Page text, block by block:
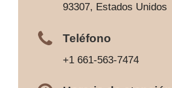
93307, Estados Unidos
Teléfono
+1 661-563-7474